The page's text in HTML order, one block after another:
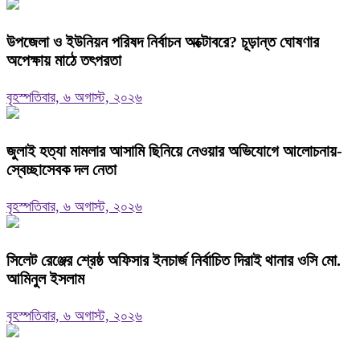
উপজেলা ও ইউনিয়ন পরিষদ নির্বাচন অক্টোবরে? চূড়ান্ত ঘোষণার
অপেক্ষায় মাঠে তৎপরতা
বৃহস্পতিবার, ৬ অগাস্ট, ২০২৬
জুলাই হত্যা মামলার আসামি ছিনিয়ে নেওয়ার অভিযোগে আলোচনায়-
স্বেচ্ছাসেবক দল নেতা
বৃহস্পতিবার, ৬ অগাস্ট, ২০২৬
‎সিলেট রেঞ্জের শ্রেষ্ঠ অফিসার ইনচার্জ নির্বাচিত দিরাই থানার ওসি মো.
আমিনুল ইসলাম
বৃহস্পতিবার, ৬ অগাস্ট, ২০২৬